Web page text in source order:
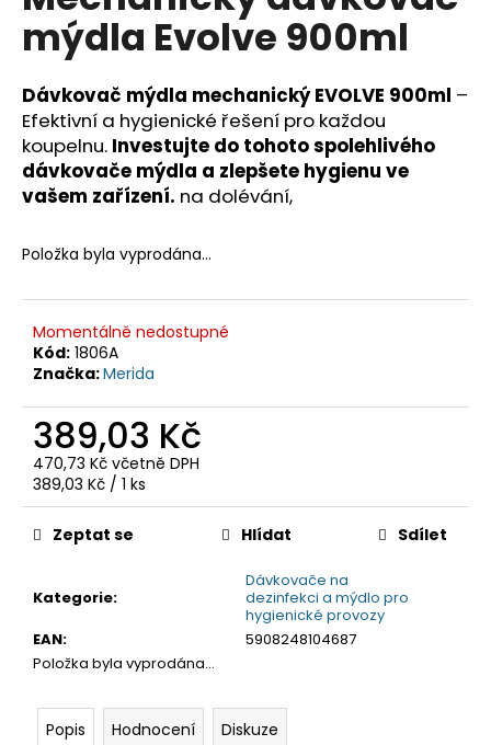
hvězdiček.
mýdla Evolve 900ml
Dávkovač mýdla mechanický EVOLVE 900ml –
Efektivní a hygienické řešení pro každou
koupelnu. Investujte do tohoto spolehlivého
dávkovače mýdla a zlepšete hygienu ve
vašem zařízení. na dolévání,
Položka byla vyprodána…
Momentálně nedostupné
Kód: 1806A
Značka:Merida
389,03 Kč
470,73 Kč včetně DPH
Měrná
cena:
389,03 Kč / 1 ks
Kategorie:
Dávkovače na
dezinfekci a mýdlo pro
hygienické provozy
EAN:
5908248104687
Položka byla vyprodána…
Zeptat se Hlídat Sdílet
Popis Hodnocení Diskuze
a
j
í
t
?
HLEDAT
D
o
o
u
č
m